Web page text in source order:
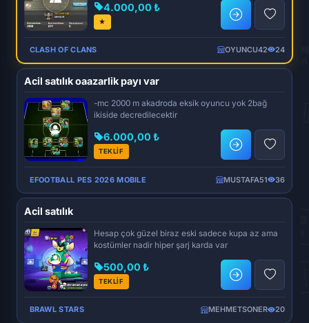
4.000,00 ₺
★
CLASH OF CLANS OYUNCU42 24
Acil satılık oaazarlik payı var
-mc 2000 m akadroda eksik oyuncu yok 2bağ
ikiside decredilecektir
6.000,00 ₺
TEKLİF
EFOOTBALL PES 2026 MOBILE MUSTAFA51 36
Acil satılık
Hesap çok güzel biraz eski sadece kupa az ama
kostümler nadir hiper şarj karda var
500,00 ₺
TEKLİF
BRAWL STARS MEHMETSONER 20